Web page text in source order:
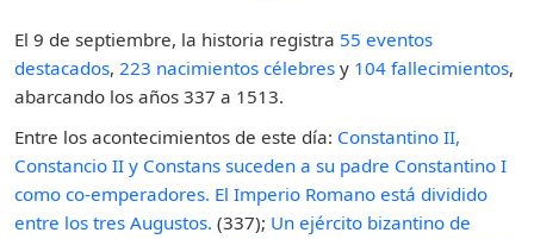
El 9 de septiembre, la historia registra 55 eventos
destacados, 223 nacimientos célebres y 104 fallecimientos,
abarcando los años 337 a 1513.
Entre los acontecimientos de este día: Constantino II,
Constancio II y Constans suceden a su padre Constantino I
como co-emperadores. El Imperio Romano está dividido
entre los tres Augustos. (337); Un ejército bizantino de